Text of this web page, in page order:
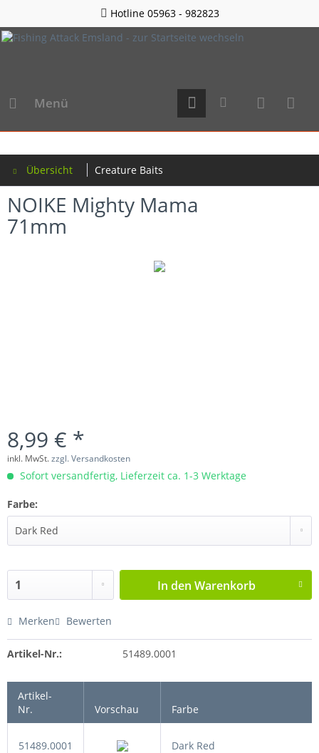
Hotline 05963 - 982823
Menü
Übersicht Creature Baits
NOIKE Mighty Mama
71mm
8,99 € *
inkl. MwSt.zzgl. Versandkosten
Sofort versandfertig, Lieferzeit ca. 1-3 Werktage
Farbe:
In den Warenkorb
Merken Bewerten
Artikel-Nr.: 51489.0001
Artikel-
Nr.
Vorschau Farbe
51489.0001 Dark Red